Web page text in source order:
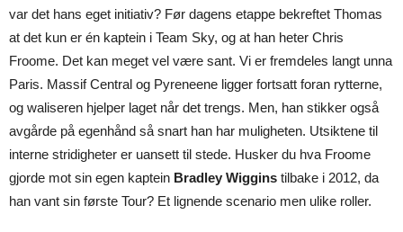
var det hans eget initiativ? Før dagens etappe bekreftet Thomas
at det kun er én kaptein i Team Sky, og at han heter Chris
Froome. Det kan meget vel være sant. Vi er fremdeles langt unna
Paris. Massif Central og Pyreneene ligger fortsatt foran rytterne,
og waliseren hjelper laget når det trengs. Men, han stikker også
avgårde på egenhånd så snart han har muligheten. Utsiktene til
interne stridigheter er uansett til stede. Husker du hva Froome
gjorde mot sin egen kaptein Bradley Wiggins tilbake i 2012, da
han vant sin første Tour? Et lignende scenario men ulike roller.